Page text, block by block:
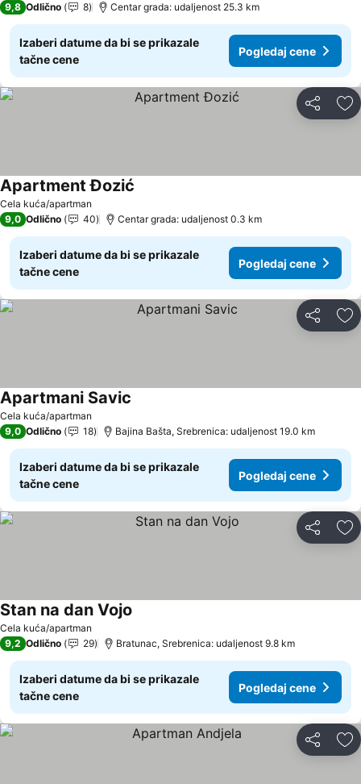
9,8 Odlično 8 Centar grada: udaljenost 25.3 km
Izaberi datume da bi se prikazale
tačne cene
Pogledaj cene
Deli
Cela kuća/apartman
Apartment Đozić
9,0 Odlično 40 Centar grada: udaljenost 0.3 km
Izaberi datume da bi se prikazale
tačne cene
Pogledaj cene
Deli
Cela kuća/apartman
Apartmani Savic
9,0 Odlično 18 Bajina Bašta, Srebrenica: udaljenost 19.0 km
Izaberi datume da bi se prikazale
tačne cene
Pogledaj cene
Deli
Cela kuća/apartman
Stan na dan Vojo
9,2 Odlično 29 Bratunac, Srebrenica: udaljenost 9.8 km
Izaberi datume da bi se prikazale
tačne cene
Pogledaj cene
Deli